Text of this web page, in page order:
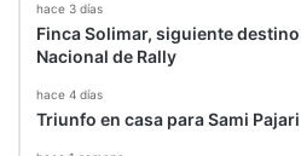
hace 3 días
Finca Solimar, siguiente
Nacional de Rally
hace 4 días
Triunfo en casa para Sami Pajari